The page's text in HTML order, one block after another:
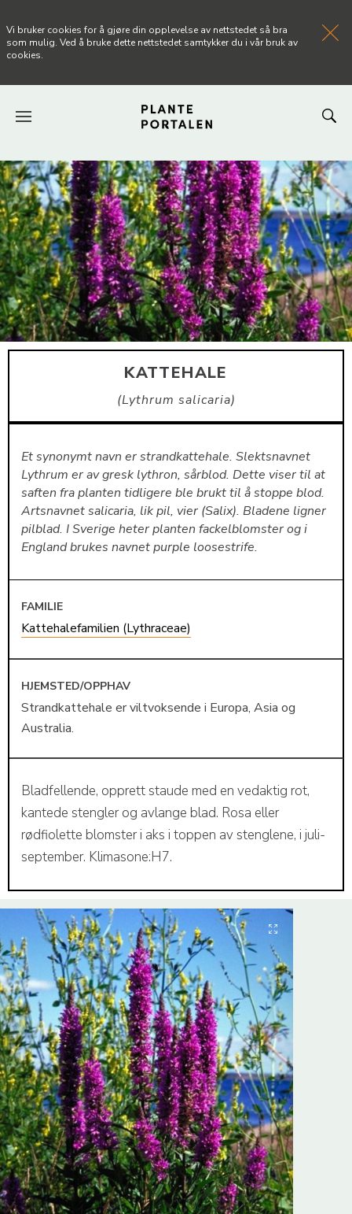
FORSIDEN
NYHETER
ARTIKLER
OM PLANTEPORTALEN
KONTAKT
Vi bruker cookies for å gjøre din opplevelse av nettstedet så bra
som mulig. Ved å bruke dette nettstedet samtykker du i vår bruk av
cookies.
KATTEHALE
Lythrum salicaria
Et synonymt navn er strandkattehale. Slektsnavnet
Lythrum er av gresk lythron, sårblod. Dette viser til at
saften fra planten tidligere ble brukt til å stoppe blod.
Artsnavnet salicaria, lik pil, vier (Salix). Bladene ligner
pilblad. I Sverige heter planten fackelblomster og i
England brukes navnet purple loosestrife.
FAMILIE
Kattehalefamilien (Lythraceae)
HJEMSTED/OPPHAV
Strandkattehale er viltvoksende i Europa, Asia og
Australia.
Bladfellende, opprett staude med en vedaktig rot,
kantede stengler og avlange blad. Rosa eller
rødfiolette blomster i aks i toppen av stenglene, i juli-
september. Klimasone:H7.